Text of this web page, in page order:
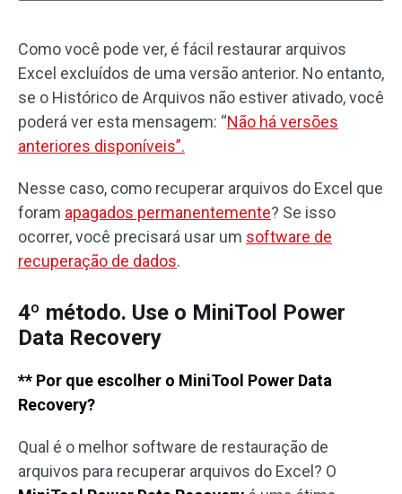
Como você pode ver, é fácil restaurar arquivos
Excel excluídos de uma versão anterior. No entanto,
se o Histórico de Arquivos não estiver ativado, você
poderá ver esta mensagem: “Não há versões
anteriores disponíveis”.
Nesse caso, como recuperar arquivos do Excel que
foram apagados permanentemente? Se isso
ocorrer, você precisará usar um software de
recuperação de dados.
4º método. Use o MiniTool Power
Data Recovery
** Por que escolher o MiniTool Power Data
Recovery?
Qual é o melhor software de restauração de
arquivos para recuperar arquivos do Excel? O